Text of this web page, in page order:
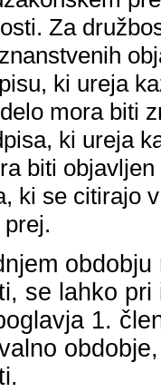
Za
ki ureja
mora biti
ki ureja
biti
ki se citirajo
se lahko
1.